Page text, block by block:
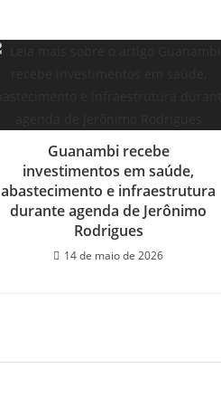
Guanambi recebe
investimentos em saúde,
abastecimento e infraestrutura
durante agenda de Jerônimo
Rodrigues
14 de maio de 2026